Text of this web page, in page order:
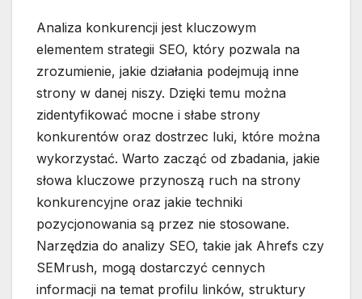
Analiza konkurencji jest kluczowym
elementem strategii SEO, który pozwala na
zrozumienie, jakie działania podejmują inne
strony w danej niszy. Dzięki temu można
zidentyfikować mocne i słabe strony
konkurentów oraz dostrzec luki, które można
wykorzystać. Warto zacząć od zbadania, jakie
słowa kluczowe przynoszą ruch na strony
konkurencyjne oraz jakie techniki
pozycjonowania są przez nie stosowane.
Narzędzia do analizy SEO, takie jak Ahrefs czy
SEMrush, mogą dostarczyć cennych
informacji na temat profilu linków, struktury